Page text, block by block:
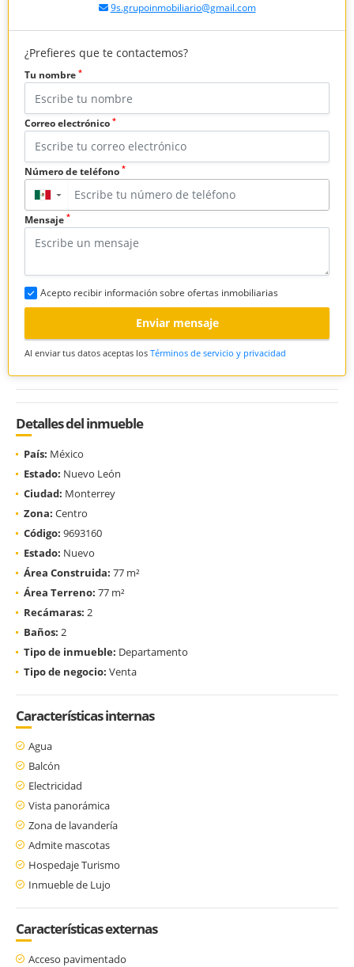
9s.grupoinmobiliario@gmail.com
¿Prefieres que te contactemos?
Tu nombre *
Correo electrónico *
Número de teléfono *
▼
Mensaje *
Acepto recibir información sobre ofertas inmobiliarias
Enviar mensaje
Al enviar tus datos aceptas los Términos de servicio y privacidad
Detalles del inmueble
País: México
Estado: Nuevo León
Ciudad: Monterrey
Zona: Centro
Código: 9693160
Estado: Nuevo
Área Construida: 77 m²
Área Terreno: 77 m²
Recámaras: 2
Baños: 2
Tipo de inmueble: Departamento
Tipo de negocio: Venta
Características internas
Agua
Balcón
Electricidad
Vista panorámica
Zona de lavandería
Admite mascotas
Hospedaje Turismo
Inmueble de Lujo
Características externas
Acceso pavimentado